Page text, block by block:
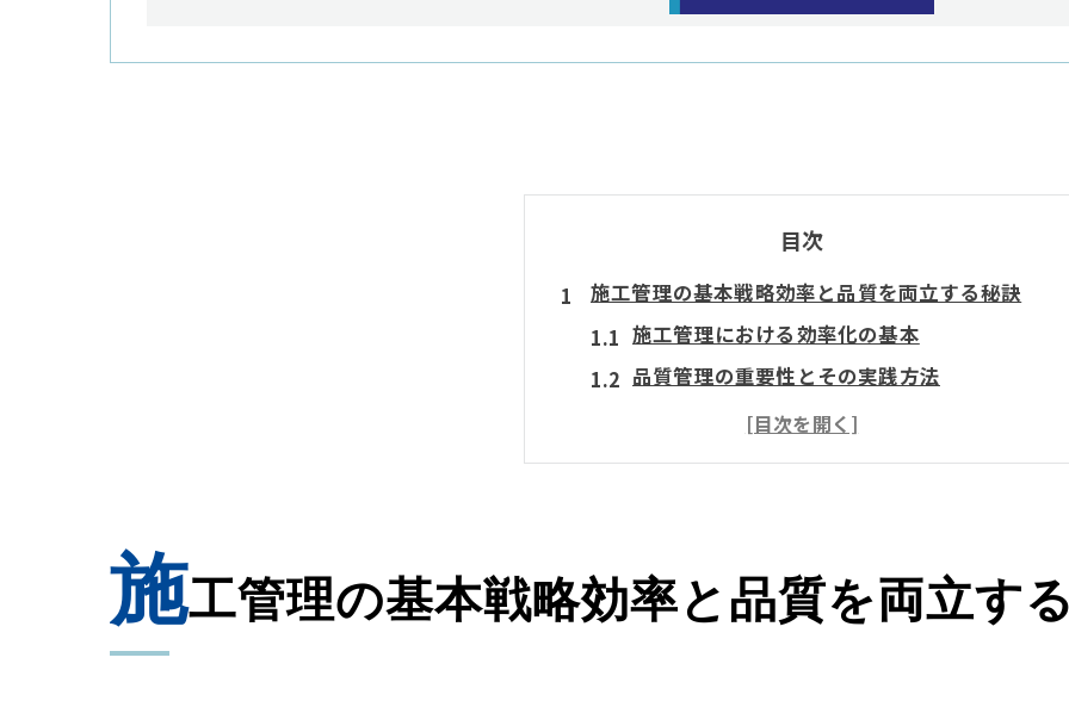
目次
施工管理の基本戦略効率と品質を両立する秘訣
施工管理における効率化の基本
品質管理の重要性とその実践方法
効率と品質を両立するためのツール活用法
現場でのコミュニケーション最適化
実践的な施工管理成功への道計画と実行力の融合
施工計画の立案とそのポイント
施工管理の基本戦略効率と品質を両立す